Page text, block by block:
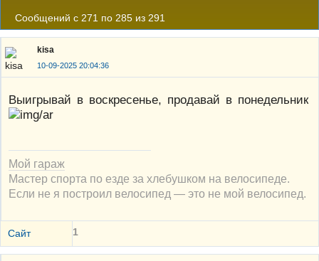
Сообщений с 271 по 285 из 291
kisa
10-09-2025 20:04:36
Выигрывай в воскресенье, продавай в понедельник
Мой гараж
Мастер спорта по езде за хлебушком на велосипеде.
Если не я построил велосипед — это не мой велосипед.
Сайт 1